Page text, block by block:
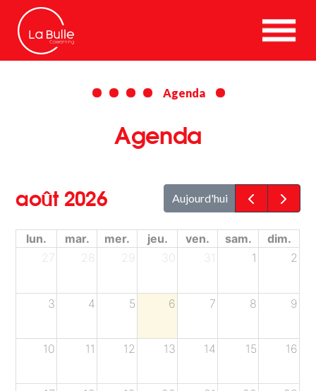
Bulle
Space
Algérie
Agenda
Agenda
août 2026 Aujourd'hui
lun. mar. mer. jeu. ven. sam.
dim.
27
28 29 30 31 1 2
3 4 5 6 7 8 9
10 11 12 13 14 15 16